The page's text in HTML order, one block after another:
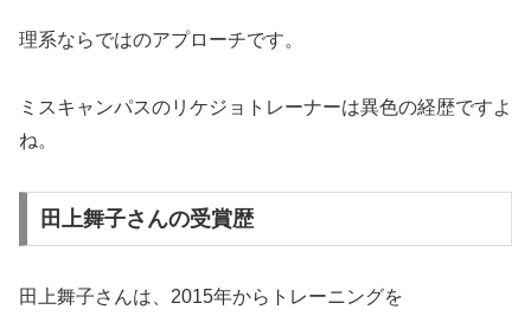
理系ならではのアプローチです。
ミスキャンパスのリケジョトレーナーは異色の経歴ですよ
ね。
田上舞子さんの受賞歴
田上舞子さんは、2015年からトレーニングを